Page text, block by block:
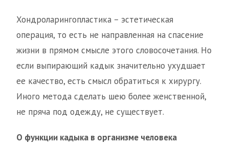
Хондроларингопластика – эстетическая
операция, то есть не направленная на спасение
жизни в прямом смысле этого словосочетания. Но
если выпирающий кадык значительно ухудшает
ее качество, есть смысл обратиться к хирургу.
Иного метода сделать шею более женственной,
не пряча под одежду, не существует.
О функции кадыка в организме человека